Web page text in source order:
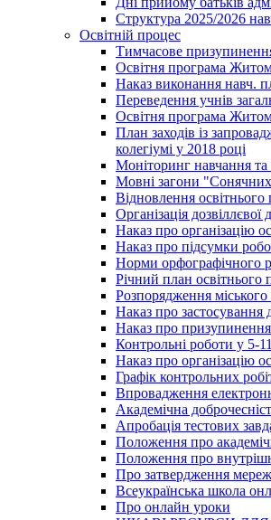
Структура 2025/2026
Освітній процес
Тимчасове
Освітня програма
Наказ виконання навч.
Переведення учнів
Освітня програма
План заходів із
колегіумі у 2018 році
Моніторинг навчання
Мовні загони "Сонячних
Відновлення освітнього
Організація
Наказ про організацію
Наказ про підсумки
Норми орфографічного
Річний план освітнього
Розпорядження
Наказ про
Наказ про призупинення
Контрольні роботи у 5-
Наказ про організацію
Графік контрольних
Впровадження
Академічна
Апробація тестових
Положення про
Положення про
Про затвердження
Всеукраїнська школа
Про онлайн уроки